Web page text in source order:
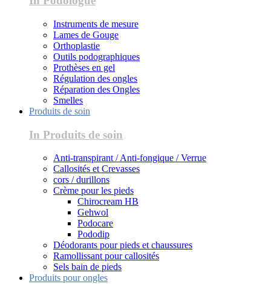
Instruments de mesure
Lames de Gouge
Orthoplastie
Outils podographiques
Prothèses en gel
Régulation des ongles
Réparation des Ongles
Smelles
Produits de soin
In Produits de soin
Anti-transpirant / Anti-fongique / Verrue
Callosités et Crevasses
cors / durillons
Crème pour les pieds
Chirocream HB
Gehwol
Podocare
Pododip
Déodorants pour pieds et chaussures
Ramollissant pour callosités
Sels bain de pieds
Produits pour ongles